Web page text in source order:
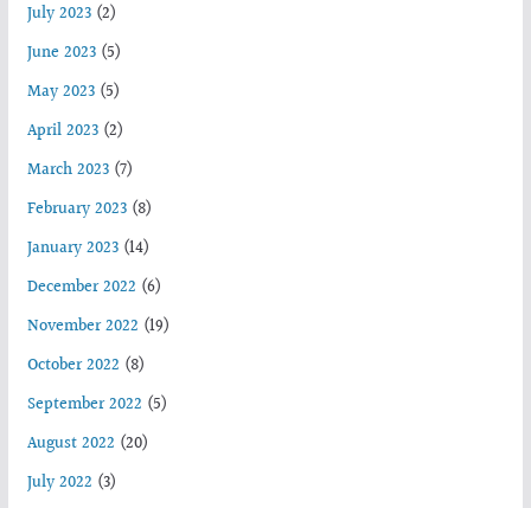
July 2023(2)
June 2023(5)
May 2023(5)
April 2023(2)
March 2023(7)
February 2023(8)
January 2023(14)
December 2022 (6)
November 2022 (19)
October 2022 (8)
September 2022 (5)
August 2022 (20)
July 2022 (3)